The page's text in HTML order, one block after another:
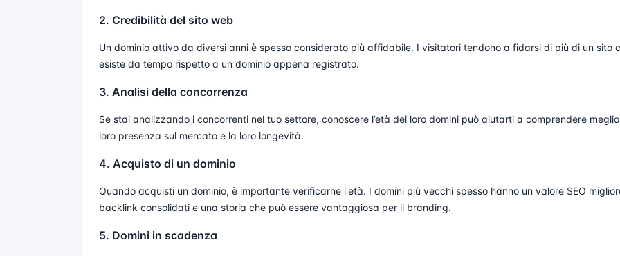
2. Credibilità del sito web
Un dominio attivo da diversi anni è spesso considerato più affidabile. I visitatori tendono a fidarsi di più di un sito
esiste da tempo rispetto a un dominio appena registrato.
3. Analisi della concorrenza
Se stai analizzando i concorrenti nel tuo settore, conoscere l’età dei loro domini può aiutarti a comprendere
loro presenza sul mercato e la loro longevità.
4. Acquisto di un dominio
Quando acquisti un dominio, è importante verificarne l'età. I domini più vecchi spesso hanno un valore SEO
backlink consolidati e una storia che può essere vantaggiosa per il branding.
5. Domini in scadenza